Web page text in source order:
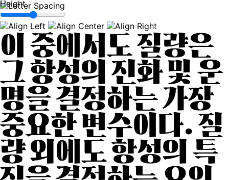
이 중에서도 질량은
그 항성의 진화 및 운
명을 결정하는 가장
중요한 변수이다. 질
량 외에도 항성의 특